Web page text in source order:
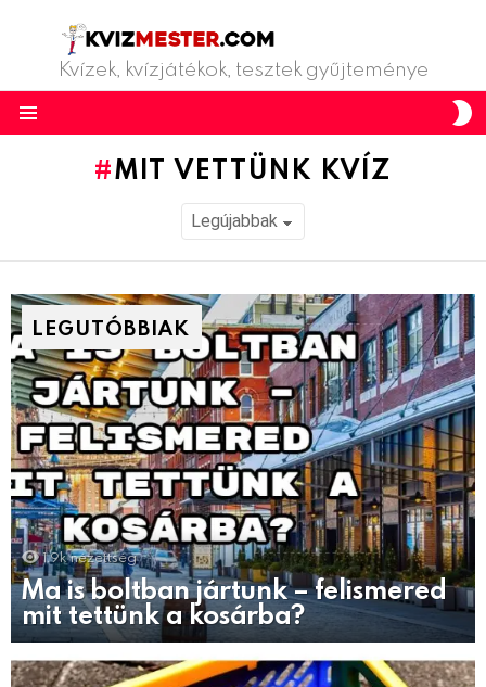
Kvízek, kvízjátékok, tesztek gyűjteménye
MIT VETTÜNK KVÍZ
LEGUTÓBBIAK
1.9k nézettség
Ma is boltban jártunk – felismered
mit tettünk a kosárba?